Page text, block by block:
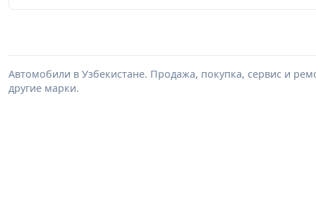
Автомобили в Узбекистане. Продажа, покупка, сервис и
другие марки.